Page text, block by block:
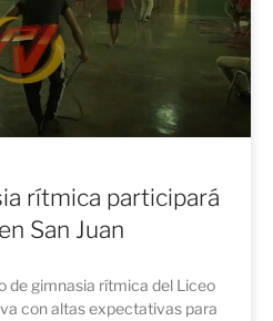
rítmica participará
San Juan
de gimnasia rítmica del Liceo
con altas expectativas para